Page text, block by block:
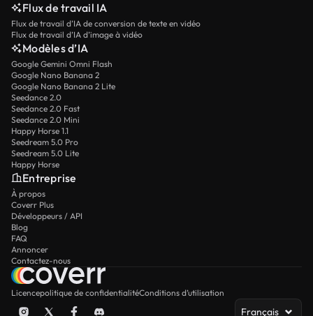
Flux de travail IA
Flux de travail d’IA de conversion de texte en vidéo
Flux de travail d’IA d’image à vidéo
Modèles d’IA
Google Gemini Omni Flash
Google Nano Banana 2
Google Nano Banana 2 Lite
Seedance 2.0
Seedance 2.0 Fast
Seedance 2.0 Mini
Happy Horse 1.1
Seedream 5.0 Pro
Seedream 5.0 Lite
Happy Horse
Entreprise
À propos
Coverr Plus
Développeurs / API
Blog
FAQ
Annoncer
Contactez-nous
Licencepolitique de confidentialitéConditions d’utilisation
Français